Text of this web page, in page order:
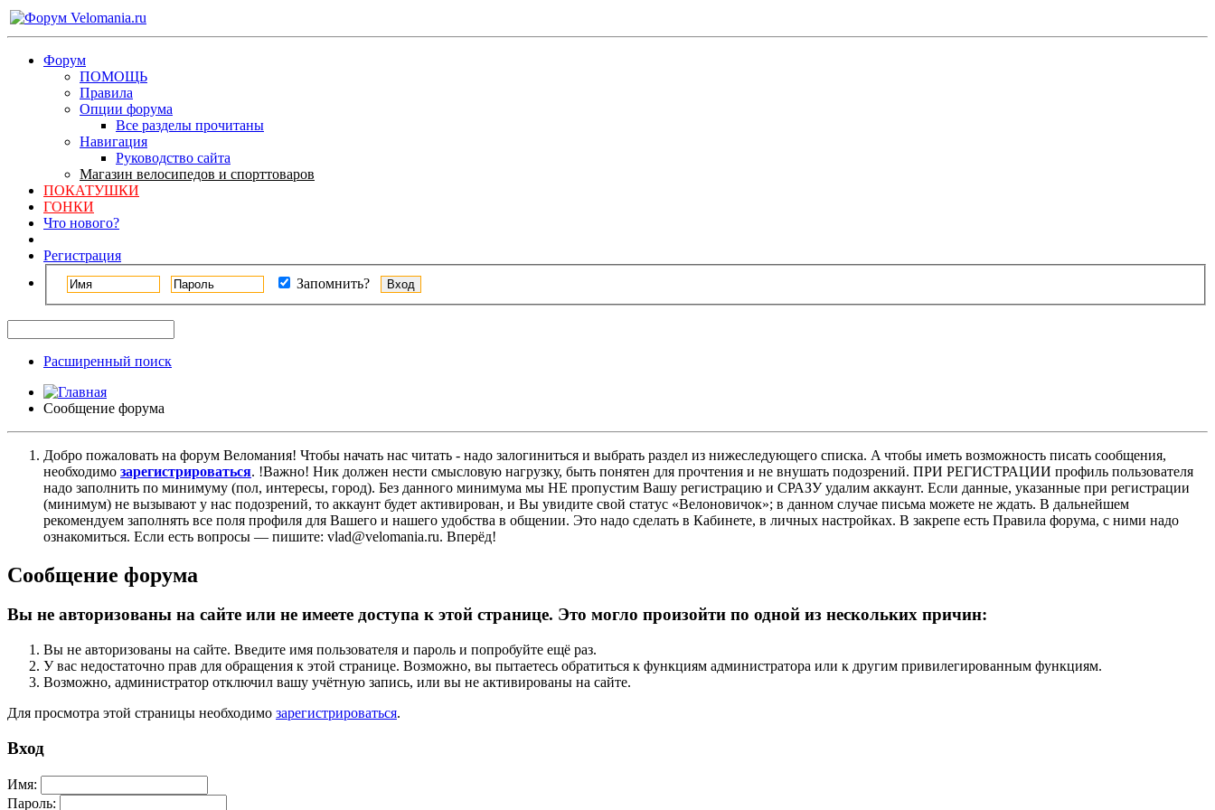
Форум
ПОМОЩЬ
Правила
Опции форума
Все разделы прочитаны
Навигация
Руководство сайта
Магазин велосипедов и спорттоваров
ПОКАТУШКИ
ГОНКИ
Что нового?
Регистрация
Запомнить?
Расширенный поиск
Сообщение форума
Добро пожаловать на форум Веломания! Чтобы начать нас читать - надо залогиниться и выбрать раздел из нижеследующего списка. A чтобы иметь возможность писать сообщения,
необходимо зарегистрироваться. !Важно! Ник должен нести смысловую нагрузку, быть понятен для прочтения и не внушать подозрений. ПРИ РЕГИСТРАЦИИ профиль пользователя
надо заполнить по минимуму (пол, интересы, город). Без данного минимума мы НЕ пропустим Вашу регистрацию и СРАЗУ удалим аккаунт. Если данные, указанные при регистрации
(минимум) не вызывают у нас подозрений, то аккаунт будет активирован, и Вы увидите свой статус «Велоновичок»; в данном случае письма можете не ждать. В дальнейшем
рекомендуем заполнять все поля профиля для Вашего и нашего удобства в общении. Это надо сделать в Кабинете, в личных настройках. В закрепе есть Правила форума, с ними надо
ознакомиться. Если есть вопросы — пишите: vlad@velomania.ru. Вперёд!
Сообщение форума
Вы не авторизованы на сайте или не имеете доступа к этой странице. Это могло произойти по одной из нескольких причин:
Вы не авторизованы на сайте. Введите имя пользователя и пароль и попробуйте ещё раз.
У вас недостаточно прав для обращения к этой странице. Возможно, вы пытаетесь обратиться к функциям администратора или к другим привилегированным функциям.
Возможно, администратор отключил вашу учётную запись, или вы не активированы на сайте.
Для просмотра этой страницы необходимо зарегистрироваться.
Вход
Имя:
Пароль: